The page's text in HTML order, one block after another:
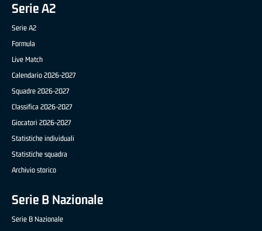
Serie A2
Serie A2
Formula
Live Match
Calendario 2026-2027
Squadre 2026-2027
Classifica 2026-2027
Giocatori 2026-2027
Statistiche individuali
Statistiche squadra
Archivio storico
Serie B Nazionale
Serie B Nazionale